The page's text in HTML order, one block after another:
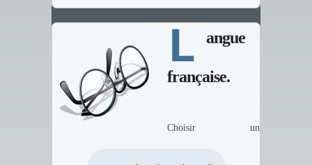
L angue
française.
Choisir un